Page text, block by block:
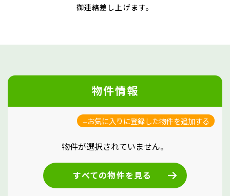
御連絡差し上げます。
物件情報
お気に入りに登録した物件を追加する
物件が選択されていません。
すべての物件を見る